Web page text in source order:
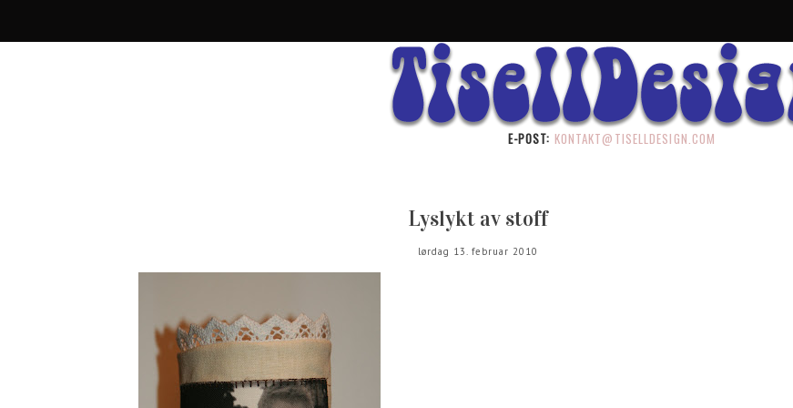
E-POST: KONTAKT@TISELLDESIGN.COM
Lyslykt av stoff
lørdag 13. februar 2010